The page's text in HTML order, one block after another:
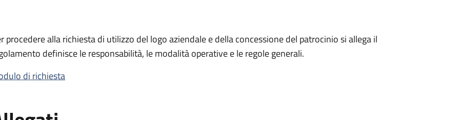
del patrocinio
del patrocinio
procedere alla richiesta di utilizzo del logo aziendale e della concessione del patrocinio si allega il
definisce le responsabilità, le modalità operative e le regole generali.
di richiesta